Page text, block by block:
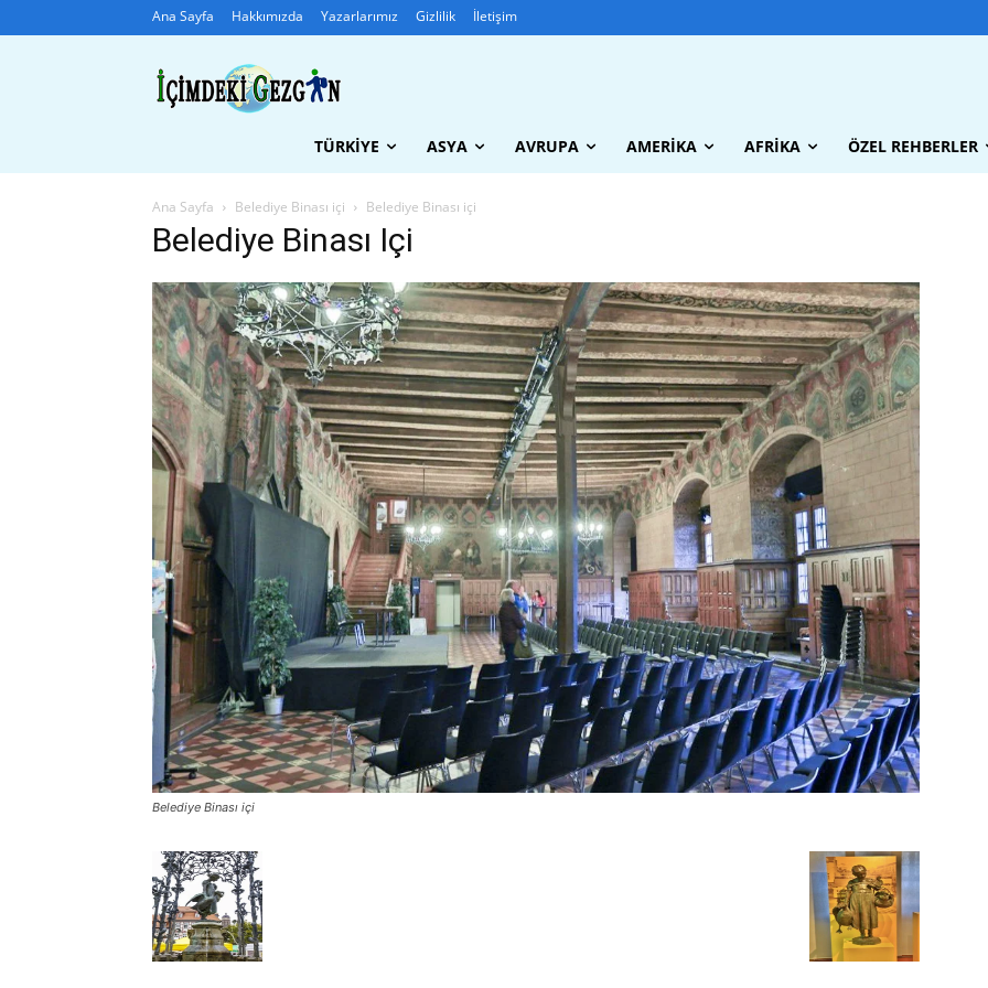
Ana Sayfa Hakkımızda Yazarlarımız Gizlilik İletişim
TÜRKIYE ASYA AVRUPA AMERIKA AFRIKA ÖZEL REHBERLER
Ana Sayfa Belediye Binası içi Belediye Binası içi
Belediye Binası Içi
Belediye Binası içi